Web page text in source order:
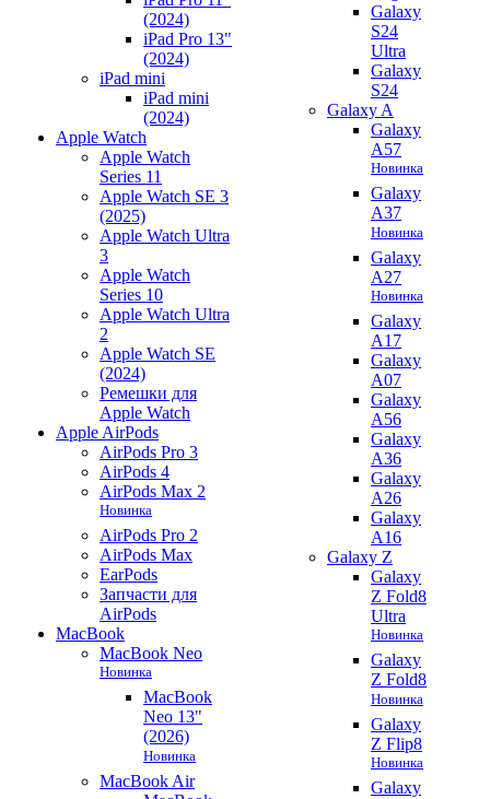
(2024)
iPad Pro 13"
(2024)
iPad mini
iPad mini
(2024)
Apple Watch
Apple Watch
Series 11
Apple Watch SE 3
(2025)
Apple Watch Ultra
3
Apple Watch
Series 10
Apple Watch Ultra
2
Apple Watch SE
(2024)
Ремешки для
Apple Watch
Apple AirPods
AirPods Pro 3
AirPods 4
AirPods Max 2
Новинка
AirPods Pro 2
AirPods Max
EarPods
Запчасти для
AirPods
MacBook
MacBook Neo
Новинка
MacBook
Neo 13"
(2026)
Новинка
MacBook Air
Galaxy
S24
Ultra
Galaxy
S24
Galaxy A
Galaxy
A57
Новинка
Galaxy
A37
Новинка
Galaxy
A27
Новинка
Galaxy
A17
Galaxy
A07
Galaxy
A56
Galaxy
A36
Galaxy
A26
Galaxy
A16
Galaxy Z
Galaxy
Z Fold8
Ultra
Новинка
Galaxy
Z Fold8
Новинка
Galaxy
Z Flip8
Новинка
Galaxy